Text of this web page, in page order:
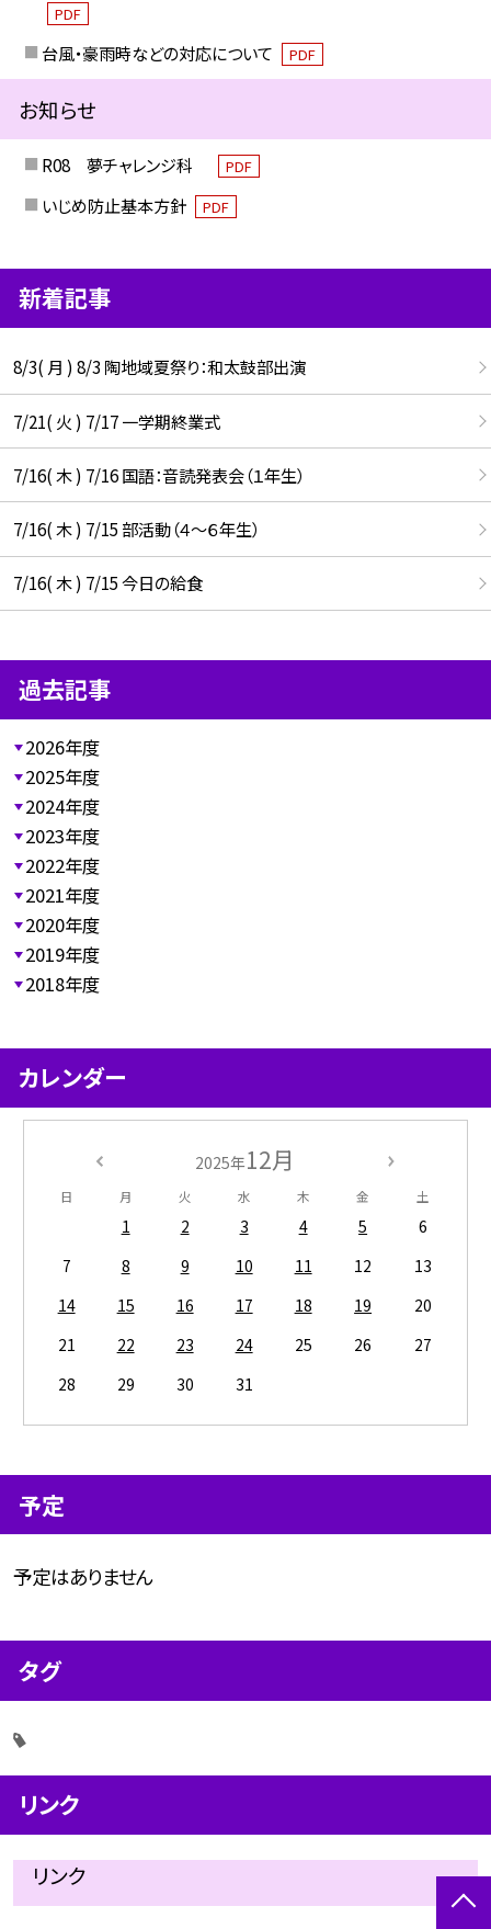
PDF
台風・豪雨時などの対応について PDF
お知らせ
R08 夢チャレンジ科 PDF
いじめ防止基本方針 PDF
新着記事
8/3( 月 ) 8/3 陶地域夏祭り：和太鼓部出演
7/21( 火 ) 7/17 一学期終業式
7/16( 木 ) 7/16 国語：音読発表会（１年生）
7/16( 木 ) 7/15 部活動（４～６年生）
7/16( 木 ) 7/15 今日の給食
過去記事
2026年度
2025年度
2024年度
2023年度
2022年度
2021年度
2020年度
2019年度
2018年度
カレンダー
2025年12月
日 月 火 水 木 金 土
1 2 3 4 5
6
7
8 9 10 11 12
13
14
15 16 17 18 19
20
21
22 23 24 25 26
27
28
29 30 31
予定
予定はありません
タグ
リンク
リンク